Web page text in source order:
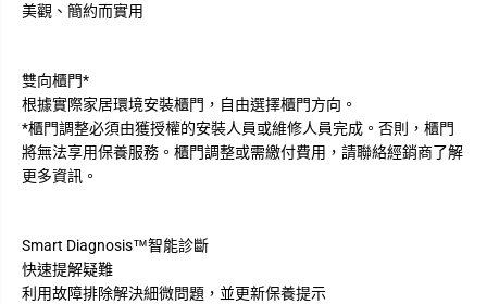
美觀、簡約而實用
雙向櫃門*
根據實際家居環境安裝櫃門，自由選擇櫃門方向。
*櫃門調整必須由獲授權的安裝人員或維修人員完成。否則，櫃門
將無法享用保養服務。櫃門調整或需繳付費用，請聯絡經銷商了解
更多資訊。
Smart Diagnosis™智能診斷
快速提解疑難
利用故障排除解決細微問題，並更新保養提示